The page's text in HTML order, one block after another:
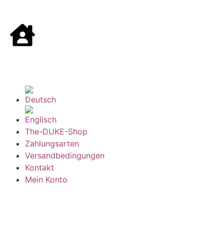
The-DUKE-Shop
Zahlungsarten
Versandbedingungen
Kontakt
Mein Konto